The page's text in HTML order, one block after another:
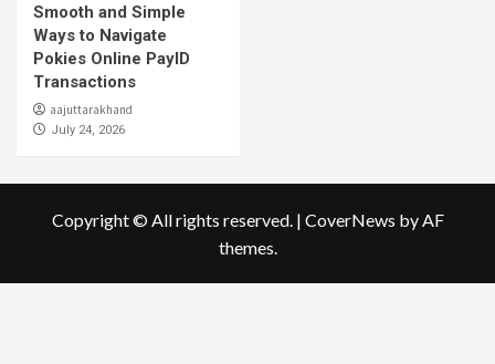
Smooth and Simple
Ways to Navigate
Pokies Online PayID
Transactions
aajuttarakhand
July 24, 2026
Copyright © All rights reserved. | CoverNews by AF
themes.